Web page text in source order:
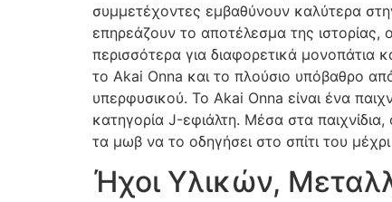
συμμετέχοντες εμβαθύνουν καλύτερα
επηρεάζουν το αποτέλεσμα της
περισσότερα για διαφορετικά μονοπάτια
το Akai Onna και το πλούσιο υπόβαθρο
υπερφυσικού. Το Akai Onna είναι ένα
κατηγορία J-εφιάλτη. Μέσα στα
τα μωβ να το οδηγήσει στο σπίτι του
Ήχοι Υλικών,